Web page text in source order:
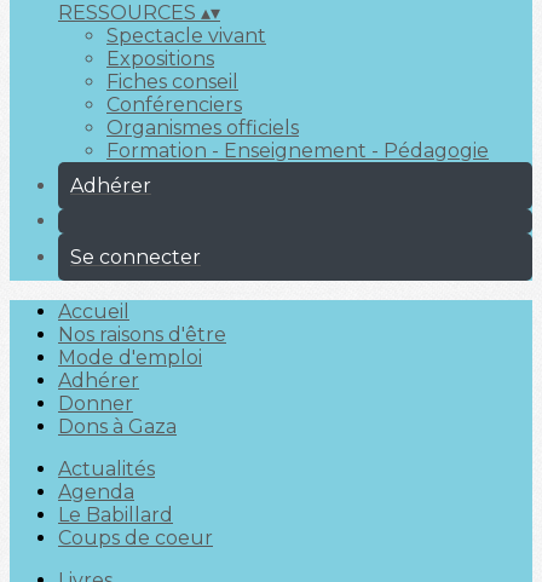
RESSOURCES ▴▾
Spectacle vivant
Expositions
Fiches conseil
Conférenciers
Organismes officiels
Formation - Enseignement - Pédagogie
Adhérer
Se connecter
Accueil
Nos raisons d'être
Mode d'emploi
Adhérer
Donner
Dons à Gaza
Actualités
Agenda
Le Babillard
Coups de coeur